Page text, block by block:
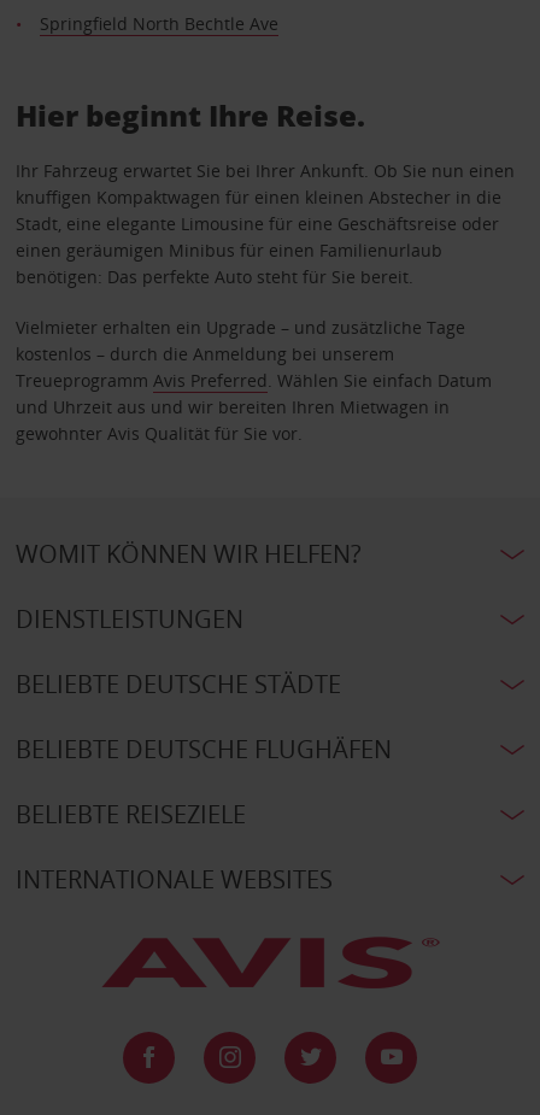
Springfield North Bechtle Ave
Hier beginnt Ihre Reise.
Ihr Fahrzeug erwartet Sie bei Ihrer Ankunft. Ob Sie nun einen
knuffigen Kompaktwagen für einen kleinen Abstecher in die
Stadt, eine elegante Limousine für eine Geschäftsreise oder
einen geräumigen Minibus für einen Familienurlaub
benötigen: Das perfekte Auto steht für Sie bereit.
Vielmieter erhalten ein Upgrade – und zusätzliche Tage
kostenlos – durch die Anmeldung bei unserem
Treueprogramm Avis Preferred . Wählen Sie einfach Datum
und Uhrzeit aus und wir bereiten Ihren Mietwagen in
gewohnter Avis Qualität für Sie vor.
WOMIT KÖNNEN WIR HELFEN?
DIENSTLEISTUNGEN
BELIEBTE DEUTSCHE STÄDTE
BELIEBTE DEUTSCHE FLUGHÄFEN
BELIEBTE REISEZIELE
INTERNATIONALE WEBSITES